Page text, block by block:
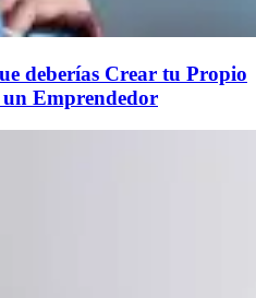
deberías Crear tu Propio
Emprendedor